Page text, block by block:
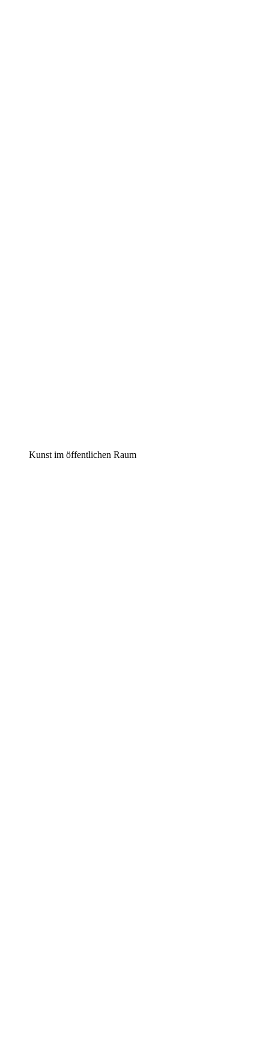
Kunst im öffentlichen Raum